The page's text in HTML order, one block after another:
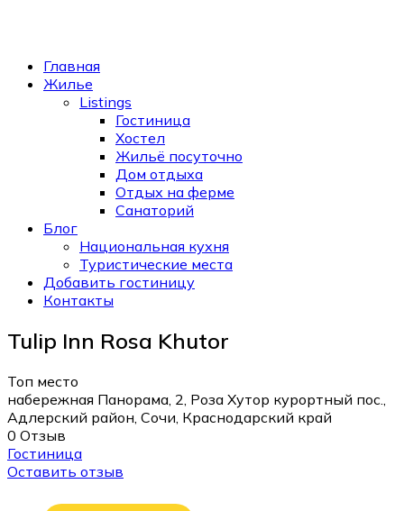
Главная
Жилье
Listings
Гостиница
Хостел
Жильё посуточно
Дом отдыха
Отдых на ферме
Санаторий
Блог
Национальная кухня
Туристические места
Добавить гостиницу
Контакты
Tulip Inn Rosa Khutor
Топ место
набережная Панорама, 2, Роза Хутор курортный пос.,
Адлерский район, Сочи, Краснодарский край
0 Отзыв
Гостиница
Оставить отзыв